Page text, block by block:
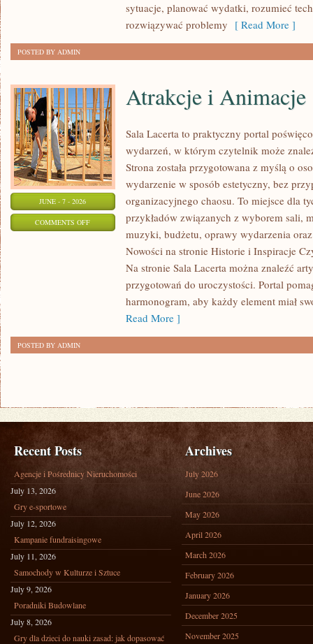
sytuacje, planować wydatki, rozumieć
rozwiązywać problemy [ Read More ]
POSTED BY ADMIN
JUNE - 7 - 2026
COMMENTS OFFON
Atrakcje i Animacje
Sala Lacerta to praktyczny portal
wydarzeń, w którym czytelnik może
Strona została przygotowana z myślą o
wydarzenie w sposób estetyczny, bez
organizacyjnego chaosu. To miejsce dla
przykładów związanych z wyborem sali,
muzyki, budżetu, oprawy wydarzenia
Nowości na stronie Historie i Inspiracje
Na stronie Sala Lacerta można znaleźć
przygotowań do uroczystości. Portal
harmonogram, aby każdy element miał
Read More ]
POSTED BY ADMIN
Recent Posts
Agencje i Pośrednicy Nieruchomości
July 13, 2026
Gry e-sportowe
July 12, 2026
Kampanie fundraisingowe
July 11, 2026
Samochody w Kulturze i Sztuce
July 9, 2026
Poradniki Budowlane
July 8, 2026
Gry dla dzieci do nauki zasad: jak dopasować
Archives
July 2026
June 2026
May 2026
April 2026
March 2026
February 2026
January 2026
December 2025
November 2025